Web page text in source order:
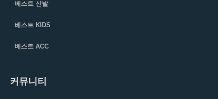
베스트 신발
베스트 KIDS
베스트 ACC
커뮤니티